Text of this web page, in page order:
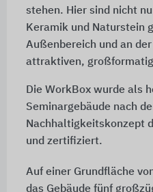
stehen. Hier sind nicht
Keramik und Naturstein
Außenbereich und an
attraktiven,
Die WorkBox wurde als
Seminargebäude nach
Nachhaltigkeitskonzept
und zertifiziert.
Auf einer Grundfläche
das Gebäude fünf